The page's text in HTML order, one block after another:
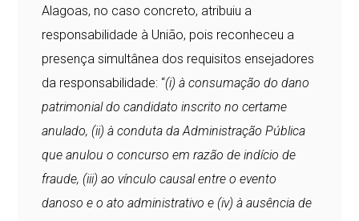
Alagoas, no caso concreto, atribuiu a
responsabilidade à União, pois reconheceu a
presença simultânea dos requisitos ensejadores
da responsabilidade: “(i) à consumação do dano
patrimonial do candidato inscrito no certame
anulado, (ii) à conduta da Administração Pública
que anulou o concurso em razão de indício de
fraude, (iii) ao vínculo causal entre o evento
danoso e o ato administrativo e (iv) à ausência de